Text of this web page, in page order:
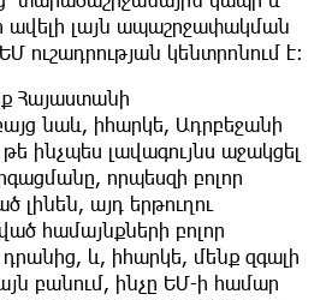
ավելի լայն ապաշրջափակման
ուշադրության կենտրոնում է։
Հայաստանի
նաև, իհարկե, Ադրբեջանի
ինչպես լավագույնս աջակցել
որպեսզի բոլոր
լինեն, այդ երթուղու
համայնքների բոլոր
և, իհարկե, մենք զգալի
բանում, ինչը ԵՄ-ի համար